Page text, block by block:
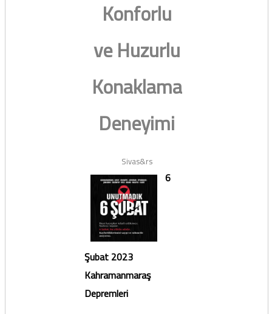
Konforlu
ve Huzurlu
Konaklama
Deneyimi
Sivas&rs
6
Şubat 2023
Kahramanmaraş
Depremleri